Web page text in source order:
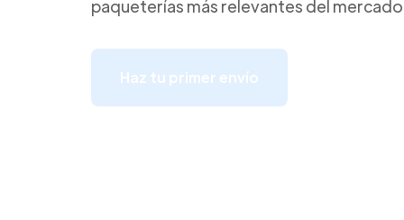
paqueterías más relevantes del
Haz tu primer envío